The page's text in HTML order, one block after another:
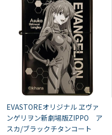
EVASTOREオリジナル ヱヴァ
ンゲリヲン新劇場版ZIPPO ア
スカ/ブラックチタンコート